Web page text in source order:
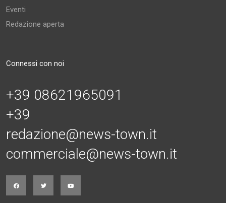
Eventi
Redazione aperta
Connessi con noi
+39 08621965091
+39
redazione@news-town.it
commerciale@news-town.it